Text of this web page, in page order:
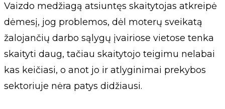
Vaizdo medžiagą atsiuntęs skaitytojas atkreipė
dėmesį, jog problemos, dėl moterų sveikatą
žalojančių darbo sąlygų įvairiose vietose tenka
skaityti daug, tačiau skaitytojo teigimu nelabai
kas keičiasi, o anot jo ir atlyginimai prekybos
sektoriuje nėra patys didžiausi.